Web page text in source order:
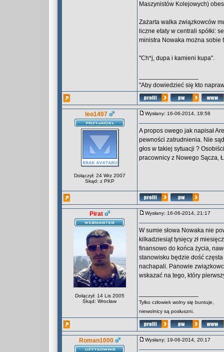
Maszynistów Kolejowych)
Zażarta walka związkowców
liczne etaty w centrali spółki:
ministra Nowaka można sobie
"Ch*j, dupa i kamieni kupa".
"Aby dowiedzieć się kto
leo1407
Dołączył: 24 Wrz 2007
Skąd: z PKP
Wysłany: 16-06-2014, 18:58
A propos owego jak napisał
pewności zatrudnienia. Nie
głos w takiej sytuacji ?
pracownicy z Nowego Sącza,
Pirat
Dołączył: 14 Lis 2005
Skąd: Wrocław
Wysłany: 16-06-2014, 21:17
W sumie słowa Nowaka nie
kilkadziesiąt tysięcy zł
finansowo do końca życia,
stanowisku będzie dość
nachapali. Panowie
wskazać na tego, który
Tylko człowiek wolny się buntuje,
niewolnicy są posłuszni.
Roman1000 Wysłany: 19-06-2014, 20:17